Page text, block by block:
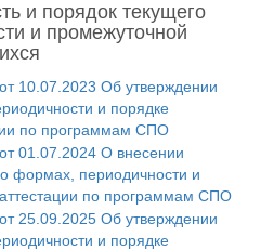
и порядок текущего
и промежуточной
10.07.2023 Об утверждении
и порядке
по программам СПО
01.07.2024 О внесении
формах, периодичности и
по программам СПО
25.09.2025 Об утверждении
и порядке